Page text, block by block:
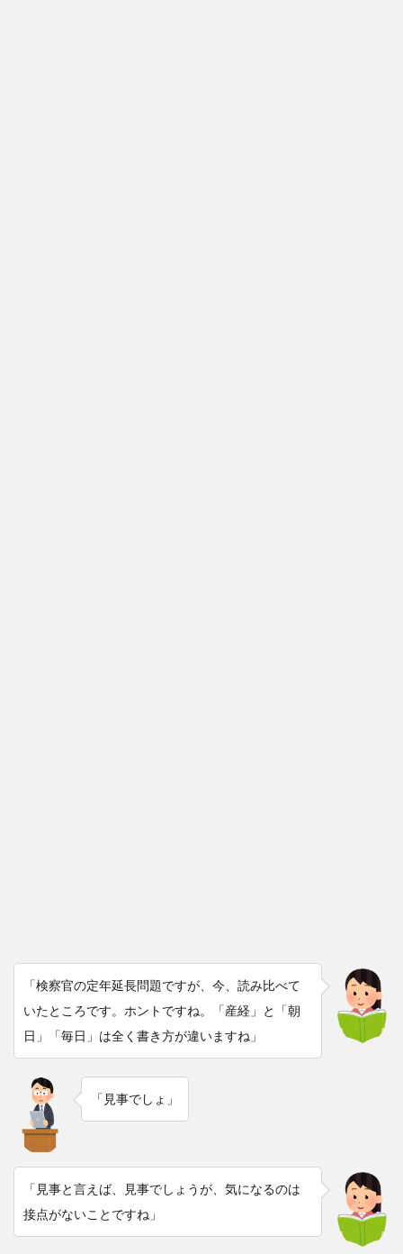
「検察官の定年延長問題ですが、今、読み比べて
いたところです。ホントですね。「産経」と「朝
日」「毎日」は全く書き方が違いますね」
「見事でしょ」
「見事と言えば、見事でしょうが、気になるのは
接点がないことですね」